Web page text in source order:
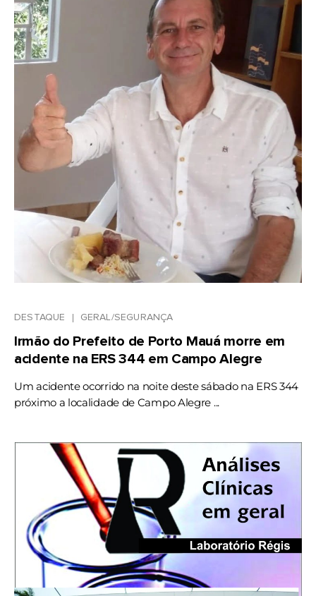
DESTAQUE GERAL/SEGURANÇA
Irmão do Prefeito de Porto Mauá morre em
acidente na ERS 344 em Campo Alegre
Um acidente ocorrido na noite deste sábado na ERS 344
próximo a localidade de Campo Alegre ...